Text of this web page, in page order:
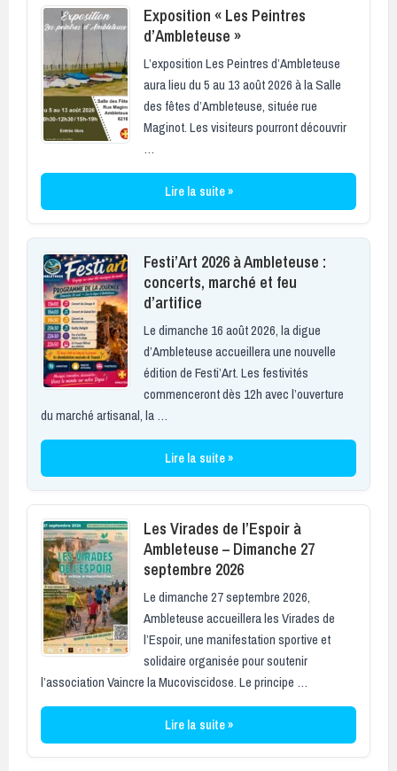
Exposition « Les Peintres
d’Ambleteuse »
L’exposition Les Peintres d’Ambleteuse
aura lieu du 5 au 13 août 2026 à la Salle
des fêtes d’Ambleteuse, située rue
Maginot. Les visiteurs pourront découvrir
…
Lire la suite »
Festi’Art 2026 à Ambleteuse :
concerts, marché et feu
d’artifice
Le dimanche 16 août 2026, la digue
d’Ambleteuse accueillera une nouvelle
édition de Festi’Art. Les festivités
commenceront dès 12h avec l’ouverture
du marché artisanal, la …
Lire la suite »
Les Virades de l’Espoir à
Ambleteuse – Dimanche 27
septembre 2026
Le dimanche 27 septembre 2026,
Ambleteuse accueillera les Virades de
l’Espoir, une manifestation sportive et
solidaire organisée pour soutenir
l’association Vaincre la Mucoviscidose. Le principe …
Lire la suite »